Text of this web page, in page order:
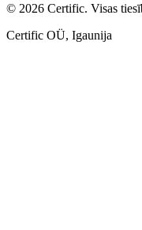
© 2026 Certific. Visas
Certific OÜ, Igaunija